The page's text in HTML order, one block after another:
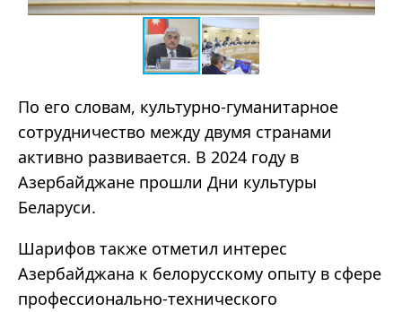
По его словам, культурно-гуманитарное
сотрудничество между двумя странами
активно развивается. В 2024 году в
Азербайджане прошли Дни культуры
Беларуси.
Шарифов также отметил интерес
Азербайджана к белорусскому опыту в сфере
профессионально-технического